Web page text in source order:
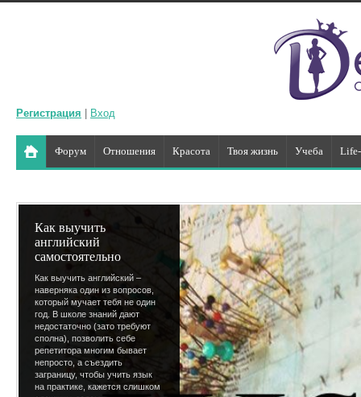
Регистрация Вход
Форум Отношения Красота Твоя жизнь Учеба
Как выучить
английский
самостоятельно
Как выучить английский –
наверняка один из вопросов,
который мучает тебя не один
год. В школе знаний дают
недостаточно (зато требуют
сполна), позволить себе
репетитора многим бывает
непросто, а съездить
заграницу, чтобы учить язык
на практике, кажется слишком